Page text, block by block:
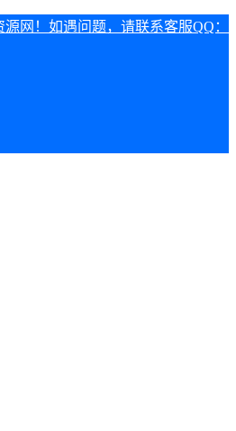
网！如遇问题，请联系客服QQ：